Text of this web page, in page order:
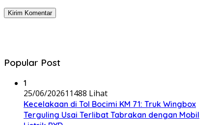
Popular Post
1
25/06/202611488 Lihat
Kecelakaan di Tol Bocimi KM 71: Truk Wingbox
Terguling Usai Terlibat Tabrakan dengan Mobil